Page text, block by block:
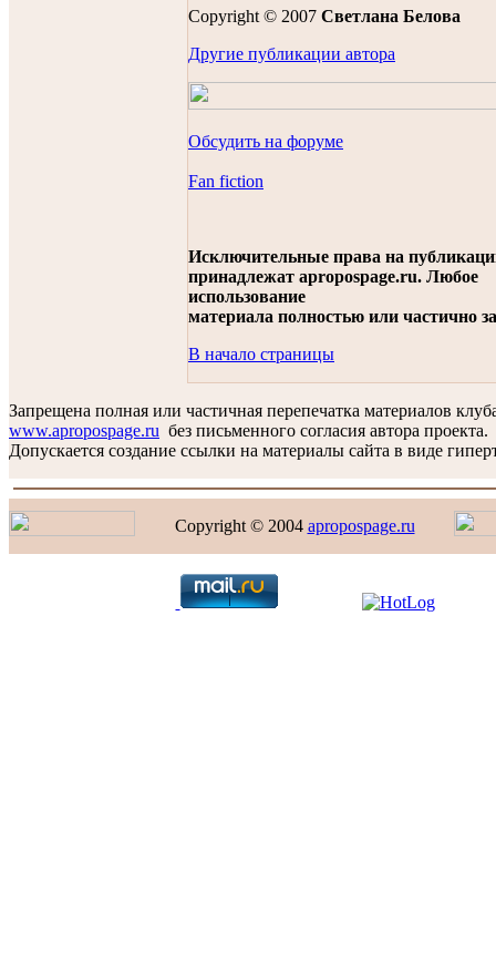
Copyright © 2007 Светланa Беловa
Другие публикации автора
Обсудить на форуме
Fan fiction
Исключительные права на
принадлежат apropospage.ru. Любое
использование
материала полностью или частично
В начало страницы
Запрещена полная или частичная перепечатка материалов
www.apropospage.ru без письменного согласия автора проекта.
Допускается создание ссылки на материалы сайта в виде
Copyright © 2004 apropospage.ru